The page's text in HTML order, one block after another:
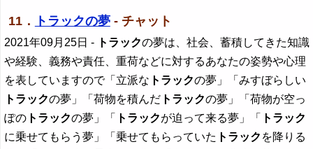
11． トラックの夢- チャット
2021年09月25日 - トラックの夢は、社会、蓄積してきた知識
や経験、義務や責任、重荷などに対するあなたの姿勢や心理
を表していますので「立派な トラックの夢」「みすぼらしい
トラックの夢」「荷物を積んだ トラックの夢」「荷物が空っ
ぽの トラックの夢」「 トラックが迫って来る夢」「
トラック
に乗せてもらう夢」「乗せてもらっていた トラック を降りる